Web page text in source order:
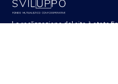
La realizzazione del sitoè stata